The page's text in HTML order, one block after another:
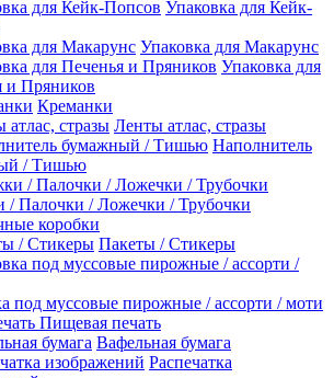
Упаковка для Кейк-
Упаковка для Макарунс
Упаковка для
и Пряников
Креманки
Ленты атлас, стразы
Наполнитель
/ Тишью
Палочки / Ложечки / Трубочки
коробки
Пакеты / Стикеры
под муссовые пирожные / ассорти / моти
Пищевая печать
Вафельная бумага
Распечатка